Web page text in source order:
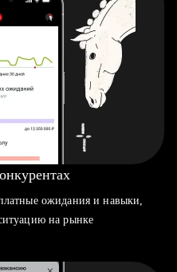
ожидания и навыки,
на рынке